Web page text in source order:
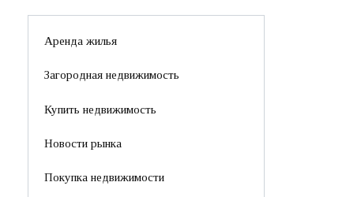
Аренда жилья
Загородная недвижимость
Купить недвижимость
Новости рынка
Покупка недвижимости